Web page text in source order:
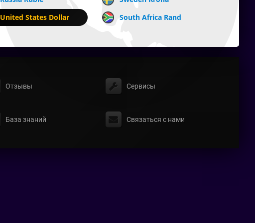
United States Dollar South Africa Rand
Отзывы Сервисы
База знаний Связаться с нами